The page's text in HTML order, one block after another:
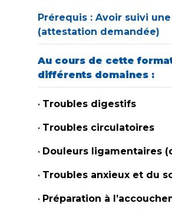
Prérequis : Avoir suivi
(attestation demandée)
Au cours de cette
différents domaines :
• Troubles digestifs
• Troubles circulatoires
• Douleurs ligamentaires
• Troubles anxieux et du
• Préparation à